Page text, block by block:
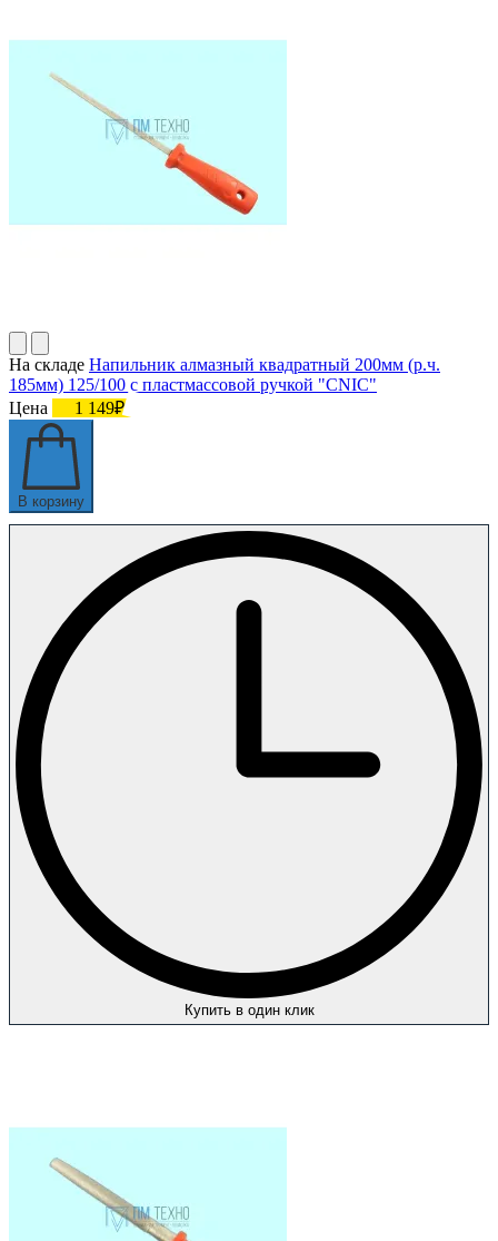
На складе Напильник алмазный квадратный 200мм (р.ч.
185мм) 125/100 с пластмассовой ручкой "CNIC"
Цена
1 149₽
В корзину
Купить в один клик